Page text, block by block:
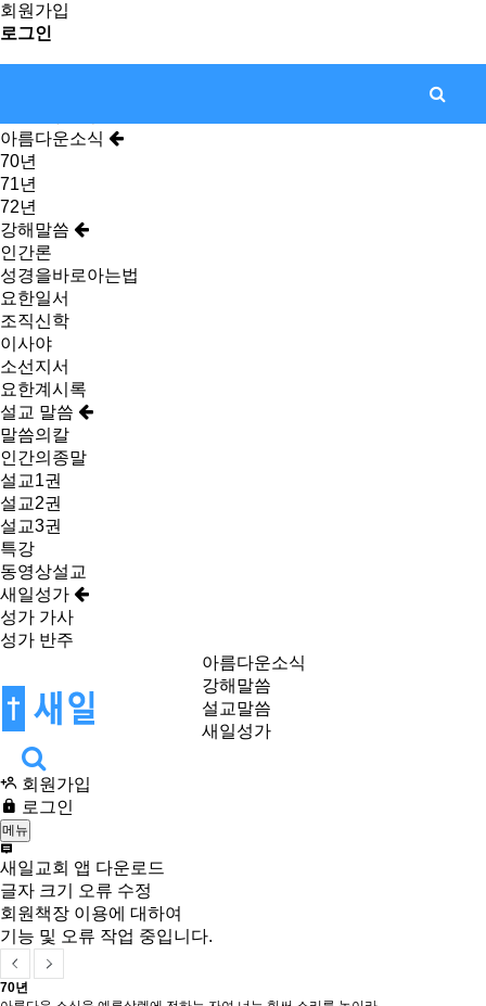
회원가입
로그인
아름다운소식
70년
71년
72년
강해말씀
인간론
성경을바로아는법
요한일서
조직신학
이사야
소선지서
요한계시록
설교 말씀
말씀의칼
인간의종말
설교1권
설교2권
설교3권
특강
동영상설교
새일성가
성가 가사
성가 반주
아름다운소식
강해말씀
설교말씀
새일성가
회원가입
로그인
메뉴
새일교회 앱 다운로드
글자 크기 오류 수정
회원책장 이용에 대하여
기능 및 오류 작업 중입니다.
70년